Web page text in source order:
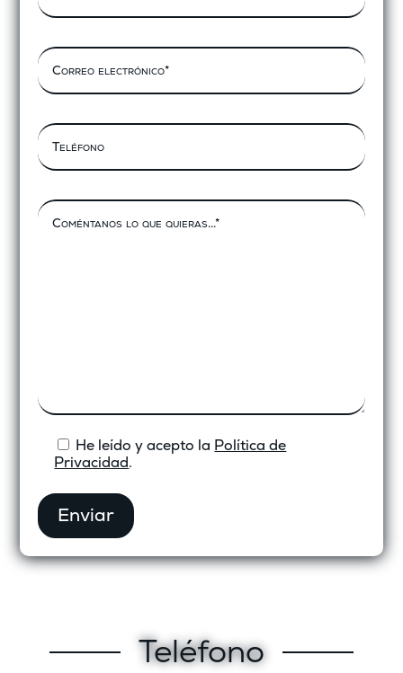
He leído y acepto la Política de
Privacidad.
Enviar
Teléfono